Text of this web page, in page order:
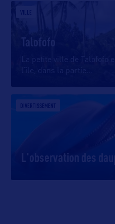
VILLE
Talofofo
La petite ville de Talofofo
l’île, dans la partie
DIVERTISSEMENT
L'observation des